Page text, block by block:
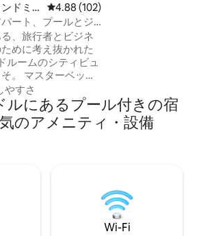
ドミ
レビュー102件、5つ星中4.88つ
4.88 (102)
ート、プールとジ
、旅行者とビジネ
めに考え抜かれた
ルームのシティビュ
。 マスターベッド
キングサイズのベ
快適にお過ごしい
には、静かな滞在
す。 屋上のア
スルームがあり、
楽しみいただけま
やすさ
ルにあるプール付きの宿
のアメニティ・設備
Wi-Fi